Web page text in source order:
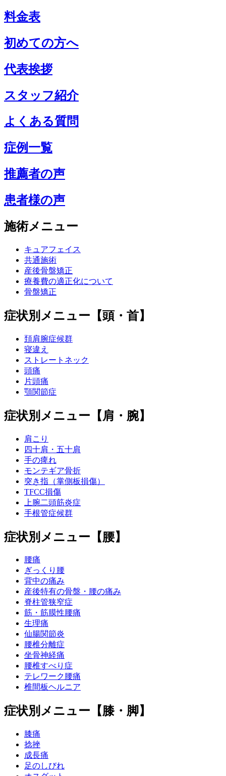
料金表
初めての方へ
代表挨拶
スタッフ紹介
よくある質問
症例一覧
推薦者の声
患者様の声
施術メニュー
キュアフェイス
共通施術
産後骨盤矯正
療養費の適正化について
骨盤矯正
症状別メニュー【頭・首】
頚肩腕症候群
寝違え
ストレートネック
頭痛
片頭痛
顎関節症
症状別メニュー【肩・腕】
肩こり
四十肩・五十肩
手の痺れ
モンテギア骨折
突き指（掌側板損傷）
TFCC損傷
上腕二頭筋炎症
手根管症候群
症状別メニュー【腰】
腰痛
ぎっくり腰
背中の痛み
産後特有の骨盤・腰の痛み
脊柱管狭窄症
筋・筋膜性腰痛
生理痛
仙腸関節炎
腰椎分離症
坐骨神経痛
腰椎すべり症
テレワーク腰痛
椎間板ヘルニア
症状別メニュー【膝・脚】
膝痛
捻挫
成長痛
足のしびれ